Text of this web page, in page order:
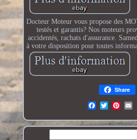
Docteur Moteur vous propose des
testés et garantis? Nos moteurs
accidentés, rachats d'assurance.
à votre disposition pour toutes
Share